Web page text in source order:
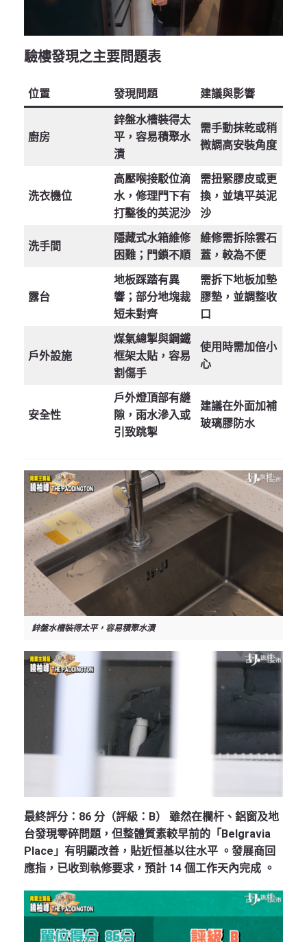
驗樓發現之主要問題表
位置 發現問題 建議與影響
廚房
鋅盤水槽裝得太
平，容易積聚水
漬
需手動抹乾或稍
微調高安裝角度
洗衣機位
高壓喉接駁位滴
水，修理門下有
打鑿後的英泥沙
需扭緊膠皮或更
換，並填平英泥
沙
洗手間
隱藏式水箱維修
困難；門鎖不順
維修需拆除雲石
蓋，較為不便
露台
地板踩踏有異
響；部分地塊裁
短未對齊
需拆下地板加墊
膠墊，並調整收
口
戶外設施
煤氣總掣與鋼鐵
框架太貼，容易
割傷手
使用時需加倍小
心
安全性
戶外燈頂部有縫
隙，雨水滲入或
引致跳掣
建議在外面加補
玻璃膠防水
鋅盤水槽裝得太平，容易積聚水漬
最終評分：86 分（評級：B）
雖然在欄杆、鋁窗及地
台發現零碎問題，但整體質素較早前的「Belgravia
Place」有明顯改善，貼近恒基以往水平 。發展商回
應指，已收到執修要求，預計 14 個工作天內完成 。